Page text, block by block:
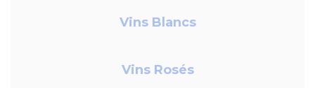
Vins Blancs
Vins Rosés